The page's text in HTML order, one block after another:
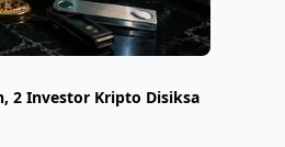
2 Investor Kripto Disiksa